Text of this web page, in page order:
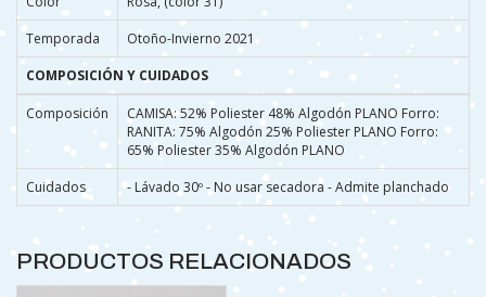
Temporada
Otoño-Invierno 2021
COMPOSICIÓN Y CUIDADOS
Composición
CAMISA: 52% Poliester 48% Algodón PLANO Forro:
RANITA: 75% Algodón 25% Poliester PLANO Forro:
65% Poliester 35% Algodón PLANO
Cuidados
- Lávado 30º - No usar secadora - Admite planchado
PRODUCTOS RELACIONADOS